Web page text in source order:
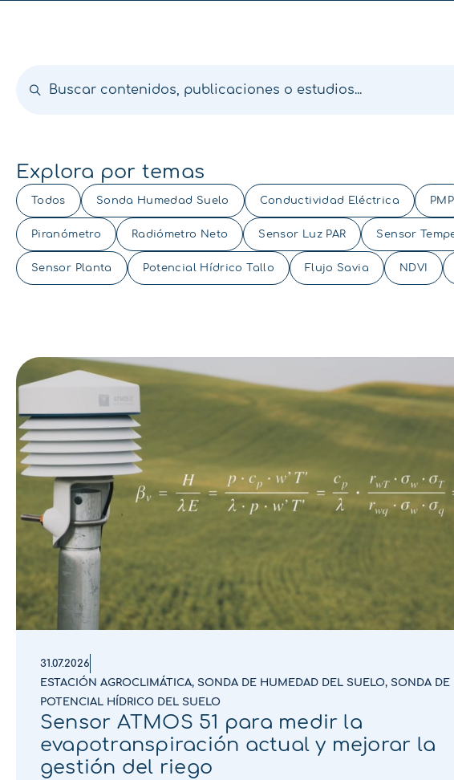
Explora por temas
Todos Sonda Humedad Suelo Conductividad Eléctrica PMP
Piranómetro Radiómetro Neto Sensor Luz PAR Sensor
Sensor Planta Potencial Hídrico Tallo Flujo Savia NDVI
31.07.2026
ESTACIÓN AGROCLIMÁTICA, SONDA DE HUMEDAD DEL SUELO, SONDA DE
POTENCIAL HÍDRICO DEL SUELO
Sensor ATMOS 51 para medir la
evapotranspiración actual y mejorar la
gestión del riego